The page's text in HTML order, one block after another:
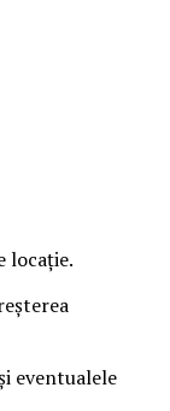
locație.
eventualele